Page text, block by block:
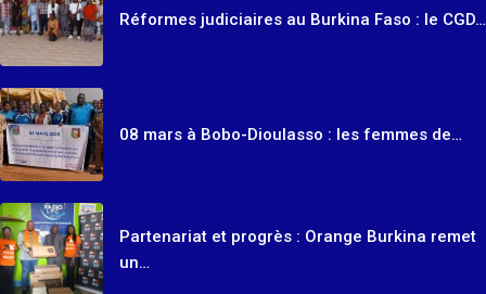
Réformes judiciaires au Burkina Faso : le CGD…
08 mars à Bobo-Dioulasso : les femmes de…
Partenariat et progrès : Orange Burkina remet
un…